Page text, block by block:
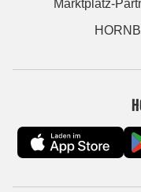
Marktplatz-